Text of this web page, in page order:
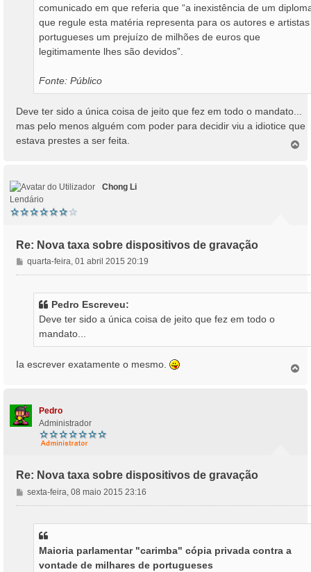
comunicado em que referia que “a inexistência de um
que regule esta matéria representa para os autores e artistas
portugueses um prejuízo de milhões de euros que
legitimamente lhes são devidos”.
Fonte: Público
Deve ter sido a única coisa de jeito que fez em todo o mandato...
mas pelo menos alguém com poder para decidir viu a idiotice que
estava prestes a ser feita.
Chong Li
Lendário
Re: Nova taxa sobre dispositivos de gravação
M
e
quarta-feira, 01 abril 2015 20:19
Pedro Escreveu:
Deve ter sido a única coisa de jeito que fez em todo o
mandato...
Ia escrever exatamente o mesmo.
Pedro
Administrador
Re: Nova taxa sobre dispositivos de gravação
M
e
sexta-feira, 08 maio 2015 23:16
Maioria parlamentar "carimba" cópia privada contra a
vontade de milhares de portugueses